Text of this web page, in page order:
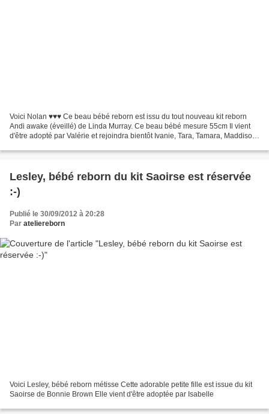
Voici Nolan ♥♥♥ Ce beau bébé reborn est issu du tout nouveau kit reborn
Andi awake (éveillé) de Linda Murray. Ce beau bébé mesure 55cm Il vient
d'être adopté par Valérie et rejoindra bientôt Ivanie, Tara, Tamara, Maddison
Lesley, bébé reborn du kit Saoirse est réservée
:-)
Publié le 30/09/2012 à 20:28
Par ateliereborn
Voici Lesley, bébé reborn métisse Cette adorable petite fille est issue du kit
Saoirse de Bonnie Brown Elle vient d'être adoptée par Isabelle